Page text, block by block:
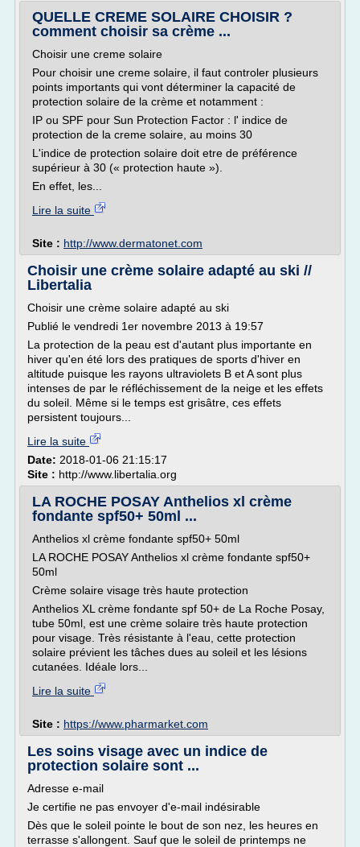
QUELLE CREME SOLAIRE CHOISIR ?
comment choisir sa crème ...
Choisir une creme solaire
Pour choisir une creme solaire, il faut controler plusieurs
points importants qui vont déterminer la capacité de
protection solaire de la crème et notamment :
IP ou SPF pour Sun Protection Factor : l' indice de
protection de la creme solaire, au moins 30
L'indice de protection solaire doit etre de préférence
supérieur à 30 (« protection haute »).
En effet, les...
Lire la suite
Site : http://www.dermatonet.com
Choisir une crème solaire adapté au ski //
Libertalia
Choisir une crème solaire adapté au ski
Publié le vendredi 1er novembre 2013 à 19:57
La protection de la peau est d'autant plus importante en
hiver qu'en été lors des pratiques de sports d'hiver en
altitude puisque les rayons ultraviolets B et A sont plus
intenses de par le réfléchissement de la neige et les effets
du soleil. Même si le temps est grisâtre, ces effets
persistent toujours...
Lire la suite
Date: 2018-01-06 21:15:17
Site : http://www.libertalia.org
LA ROCHE POSAY Anthelios xl crème
fondante spf50+ 50ml ...
Anthelios xl crème fondante spf50+ 50ml
LA ROCHE POSAY Anthelios xl crème fondante spf50+
50ml
Crème solaire visage très haute protection
Anthelios XL crème fondante spf 50+ de La Roche Posay,
tube 50ml, est une crème solaire très haute protection
pour visage. Très résistante à l'eau, cette protection
solaire prévient les tâches dues au soleil et les lésions
cutanées. Idéale lors...
Lire la suite
Site : https://www.pharmarket.com
Les soins visage avec un indice de
protection solaire sont ...
Adresse e-mail
Je certifie ne pas envoyer d'e-mail indésirable
Dès que le soleil pointe le bout de son nez, les heures en
terrasse s'allongent. Sauf que le soleil de printemps ne